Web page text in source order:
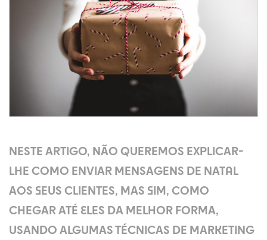
NESTE ARTIGO, NÃO QUEREMOS EXPLICAR-
LHE COMO ENVIAR MENSAGENS DE NATAL
AOS SEUS CLIENTES, MAS SIM, COMO
CHEGAR ATÉ ELES DA MELHOR FORMA,
USANDO ALGUMAS TÉCNICAS DE MARKETING